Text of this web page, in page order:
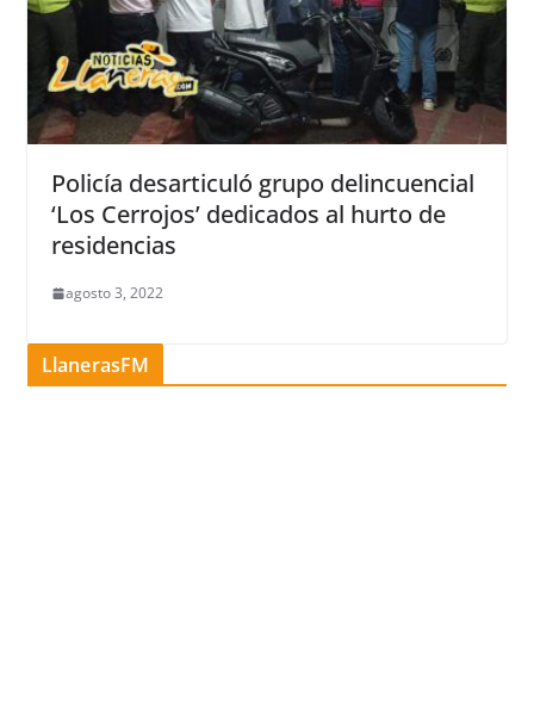
Policía desarticuló grupo delincuencial
‘Los Cerrojos’ dedicados al hurto de
residencias
agosto 3, 2022
LlanerasFM